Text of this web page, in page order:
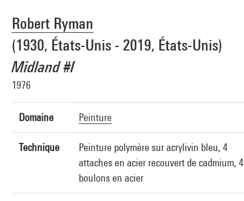
Robert Ryman
(1930, États-Unis - 2019, États-Unis)
Midland #I
1976
Domaine Peinture
Technique
Peinture polymère sur acrylivin bleu, 4
attaches en acier recouvert de cadmium, 4
boulons en acier